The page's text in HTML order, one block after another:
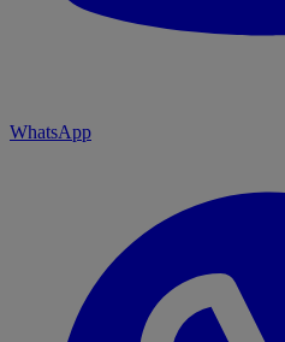
WhatsApp